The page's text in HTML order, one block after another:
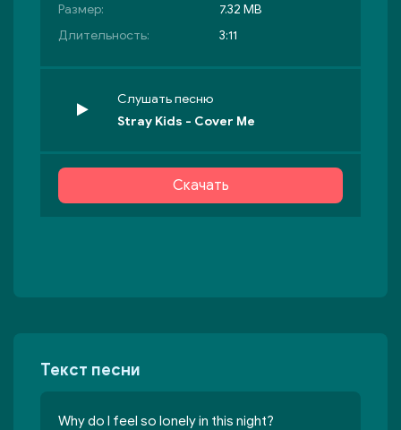
Размер:
7.32 MB
Длительность:
3:11
Слушать песню
Stray Kids - Cover Me
Скачать
Текст песни
Why do I feel so lonely in this night?